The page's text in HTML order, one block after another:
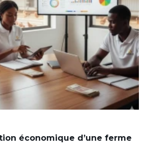
économique d’une ferme